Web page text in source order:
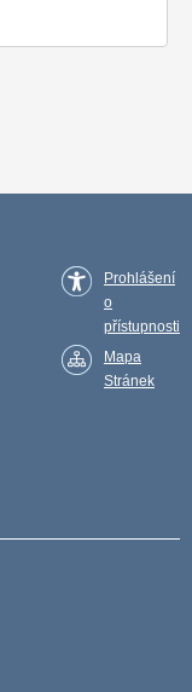
Prohlášení
o
přístupnosti
Mapa
Stránek